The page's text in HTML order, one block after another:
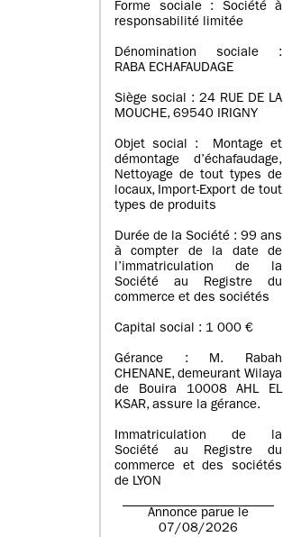
Forme sociale : Société à
responsabilité limitée
Dénomination sociale :
RABA ECHAFAUDAGE
Siège social : 24 RUE DE LA
MOUCHE, 69540 IRIGNY
Objet social : Montage et
démontage d’échafaudage,
Nettoyage de tout types de
locaux, Import-Export de tout
types de produits
Durée de la Société : 99 ans
à compter de la date de
l’immatriculation de la
Société au Registre du
commerce et des sociétés
Capital social : 1 000 €
Gérance : M. Rabah
CHENANE, demeurant Wilaya
de Bouira 10008 AHL EL
KSAR, assure la gérance.
Immatriculation de la
Société au Registre du
commerce et des sociétés
de LYON
Annonce parue le
07/08/2026